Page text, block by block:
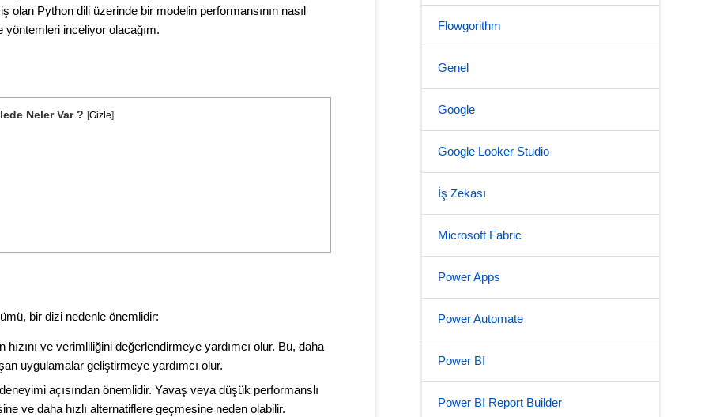
olan Python dili üzerinde bir modelin performansının nasıl
inceliyor olacağım.
Neler Var ? [Gizle]
bir dizi nedenle önemlidir:
ve verimliliğini değerlendirmeye yardımcı olur. Bu, daha
uygulamalar geliştirmeye yardımcı olur.
açısından önemlidir. Yavaş veya düşük performanslı
ve daha hızlı alternatiflere geçmesine neden olabilir.
Flowgorithm
Genel
Google
Google Looker Studio
İş Zekası
Microsoft Fabric
Power Apps
Power Automate
Power BI
Power BI Report Builder